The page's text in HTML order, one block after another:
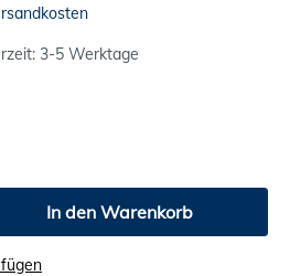
3-5 Werktage
In den Warenkorb